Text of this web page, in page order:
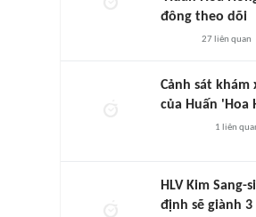
đông theo dõi
27liên quan
Cảnh sát
của Huấn 'Hoa
1 liên
HLV Kim Sang-
định sẽ giành